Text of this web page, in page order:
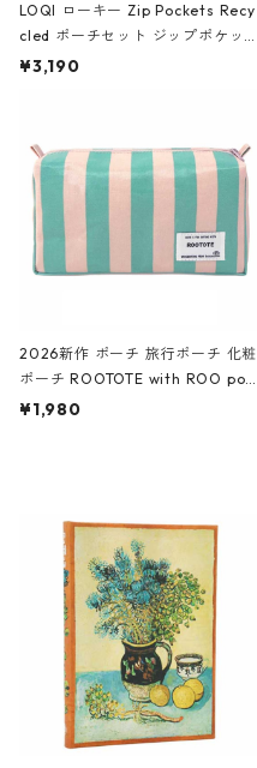
LOQI ローキー Zip Pockets Recy
cled ポーチセット ジップポケット
ファスナーポーチ 撥水加工 トラベ
ーガンディー、オフホワイト
¥3,190
2026新作 ポーチ 旅行ポーチ 化粧
ポーチ ROOTOTE with ROO pou
ch 3532 ルートート WR.ポーチ.ラ
¥1,980